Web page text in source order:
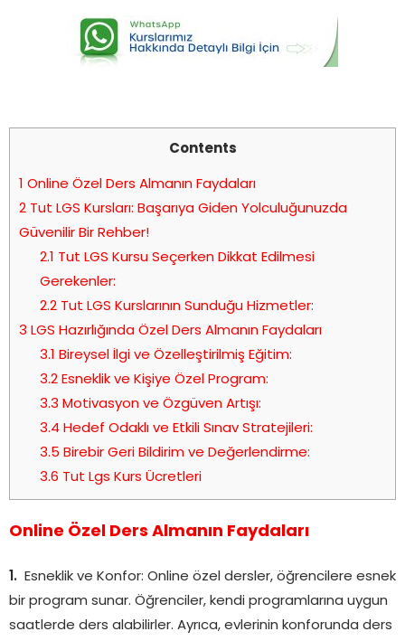
Contents
1 Online Özel Ders Almanın Faydaları
2 Tut LGS Kursları: Başarıya Giden Yolculuğunuzda
Güvenilir Bir Rehber!
2.1 Tut LGS Kursu Seçerken Dikkat Edilmesi
Gerekenler:
2.2Tut LGS Kurslarının Sunduğu Hizmetler:
3 LGS Hazırlığında Özel Ders Almanın Faydaları
3.1 Bireysel İlgi ve Özelleştirilmiş Eğitim:
3.2Esneklik ve Kişiye Özel Program:
3.3 Motivasyon ve Özgüven Artışı:
3.4 Hedef Odaklı ve Etkili Sınav Stratejileri:
3.5 Birebir Geri Bildirim ve Değerlendirme:
3.6 Tut Lgs Kurs Ücretleri
Online Özel Ders Almanın Faydaları
Esneklik ve Konfor: Online özel dersler, öğrencilere esnek
bir program sunar. Öğrenciler, kendi programlarına uygun
saatlerde ders alabilirler. Ayrıca, evlerinin konforunda ders